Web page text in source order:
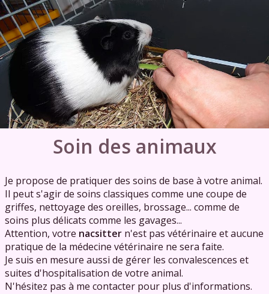
Soin des animaux
Je propose de pratiquer des soins de base à votre animal.
Il peut s'agir de soins classiques comme une coupe de
griffes, nettoyage des oreilles, brossage... comme de
soins plus délicats comme les gavages...
Attention, votre nacsitter n'est pas vétérinaire et aucune
pratique de la médecine vétérinaire ne sera faite.
Je suis en mesure aussi de gérer les convalescences et
suites d'hospitalisation de votre animal.
N'hésitez pas à me contacter pour plus d'informations.